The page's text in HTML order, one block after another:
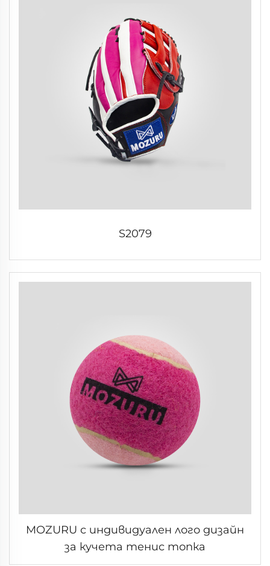
S2079
MOZURU с индивидуален лого дизайн
за кучета тенис топка